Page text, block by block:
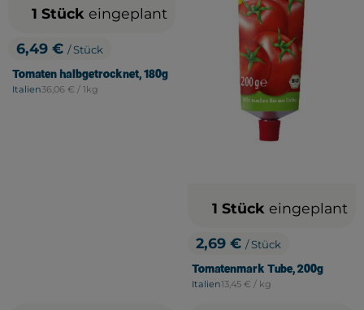
, Preis:
6,49 € / Stück
Tomaten halbgetrocknet, 180g
, Herkunft:
Italien, Referenzpreis:
36,06 € / 1kg
1 Stück eingeplant
, Preis:
2,69 €/ Stück
Tomatenmark Tube, 200g
, Herkunft:
Italien, Referenzpreis:
13,45 €/ kg
1 Stück eingeplant